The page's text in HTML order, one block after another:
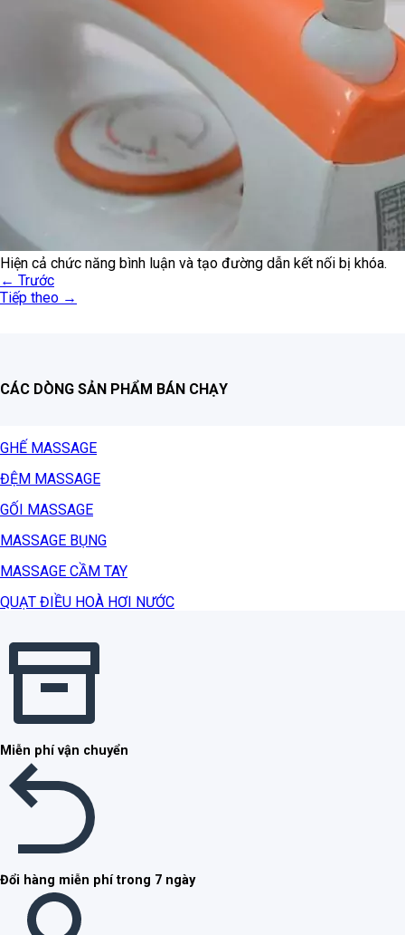
Hiện cả chức năng bình luận và tạo đường dẫn kết nối bị khóa.
← Trước
Tiếp theo →
CÁC DÒNG SẢN PHẨM BÁN CHẠY
GHẾ MASSAGE
ĐỆM MASSAGE
GỐI MASSAGE
MASSAGE BỤNG
MASSAGE CẦM TAY
QUẠT ĐIỀU HOÀ HƠI NƯỚC
Miễn phí vận chuyển
Đổi hàng miễn phí trong 7 ngày